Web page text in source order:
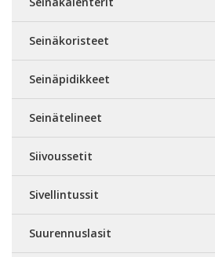
Seinäkoristeet
Seinäpidikkeet
Seinätelineet
Siivoussetit
Sivellintussit
Suurennuslasit